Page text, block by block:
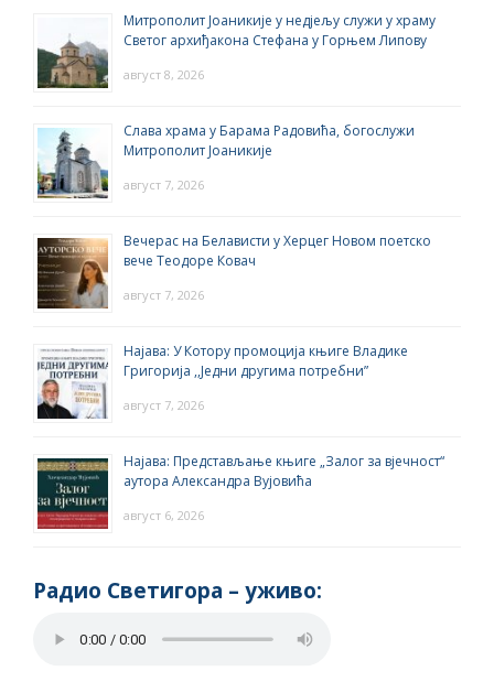
Митрополит Јоаникије у недјељу служи у храму
Светог архиђакона Стефана у Горњем Липову
август 8, 2026
Слава храма у Барама Радовића, богослужи
Митрополит Јоаникије
август 7, 2026
Вечерас на Белависти у Херцег Новом поетско
вече Теодоре Ковач
август 7, 2026
Најава: У Котору промоција књиге Владике
Григорија ,,Једни другима потребни”
август 7, 2026
Најава: Представљање књиге „Залог за вјечност“
аутора Александра Вујовића
август 6, 2026
Радио Светигора – yживо: